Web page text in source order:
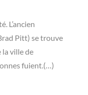
L’ancien
Pitt) se trouve
ville de
fuient.(…)